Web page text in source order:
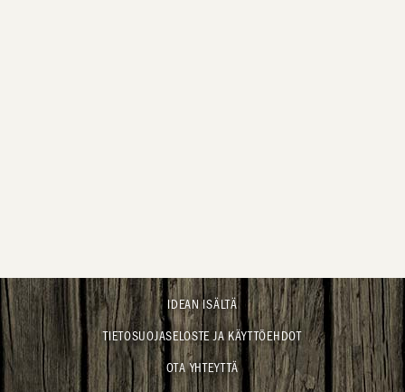
IDEAN ISÄLTÄ
TIETOSUOJASELOSTE JA KÄYTTÖEHDOT
OTA YHTEYTTÄ